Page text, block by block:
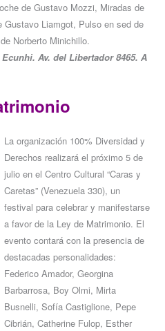
de Gustavo Mozzi, Miradas de
Liamgot, Pulso en sed de
Norberto Minichillo.
Av. del Libertador 8465. A
La organización 100% Diversidad y
Derechos realizará el próximo 5 de
julio en el Centro Cultural “Caras y
Caretas” (Venezuela 330), un
festival para celebrar y manifestarse
a favor de la Ley de Matrimonio. El
evento contará con la presencia de
destacadas personalidades:
Federico Amador, Georgina
Barbarrosa, Boy Olmi, Mirta
Busnelli, Sofía Castiglione, Pepe
Cibrián, Catherine Fulop, Esther